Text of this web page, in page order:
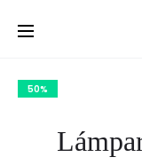
Inicio
50%